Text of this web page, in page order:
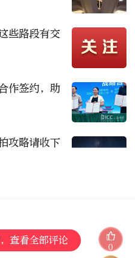
些路段有交
作签约，助
攻略请收下
查看全部评论
0